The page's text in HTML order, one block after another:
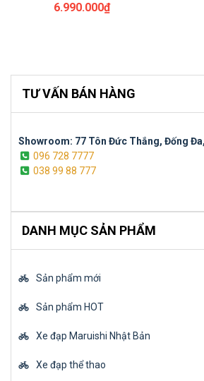
xếp
6.990.000₫
TƯ VẤN BÁN HÀNG
Showroom: 77 Tôn Đức Thắng, Đống
096 728 7777
038 99 88 777
DANH MỤC SẢN PHẨM
Sản phẩm mới
Sản phẩm HOT
Xe đạp Maruishi Nhật Bản
Xe đạp thể thao